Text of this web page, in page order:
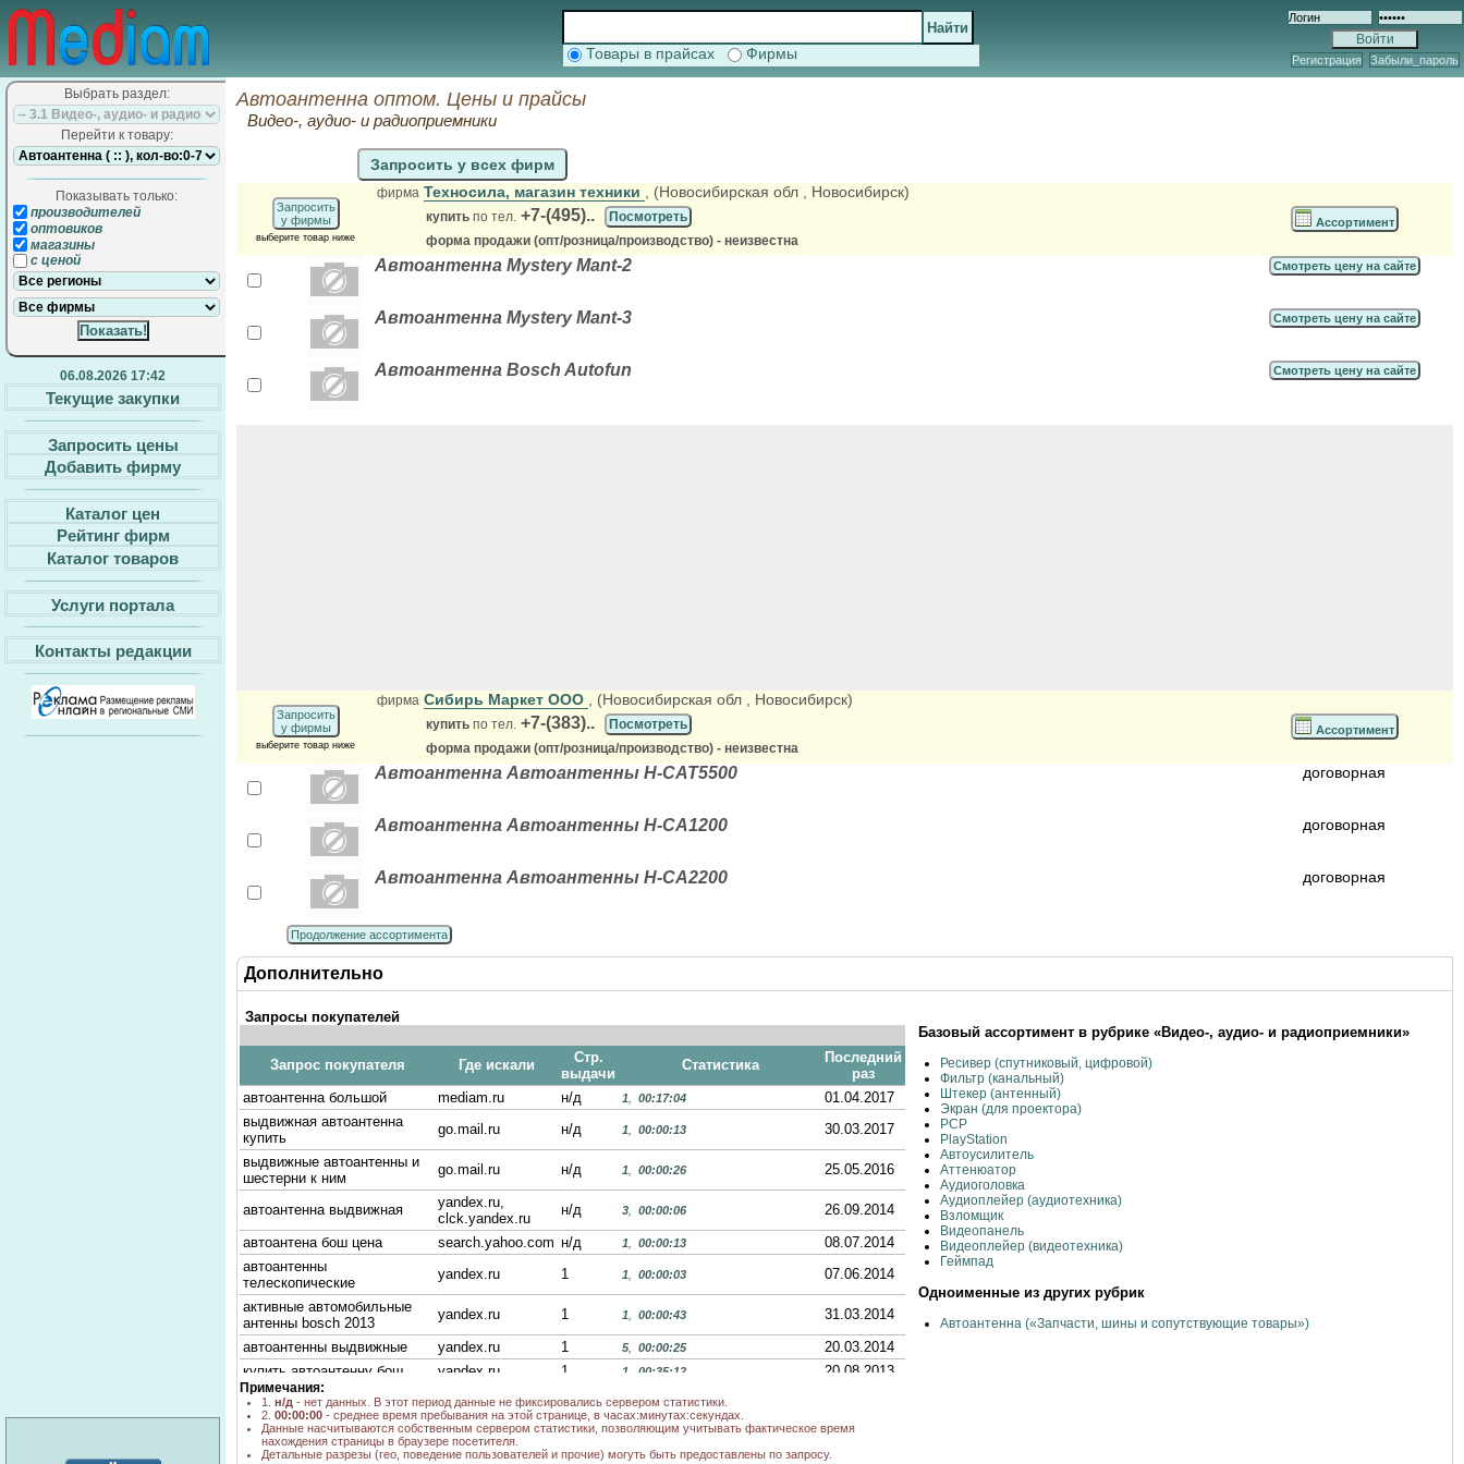
Товары в прайсах Фирмы Регистрация Забыли_пароль
Выбрать раздел:
Перейти к товару:
Показывать только:
производителей
оптовиков
магазины
с ценой
06.08.2026 17:42
Текущие закупки
Запросить цены
Добавить фирму
Каталог цен
Рейтинг фирм
Каталог товаров
Услуги портала
Контакты редакции
Автоантенна оптом. Цены и прайсы
Видео-, аудио- и радиоприемники
Запросить у всех фирм
Запросить
у фирмы
выберите товар ниже
фирма Техносила, магазин техники , (Новосибирская обл , Новосибирск)
купить по тел. +7-(495)..
Посмотреть
форма продажи (опт/розница/производство) - неизвестна
Ассортимент
Автоантенна Mystery Mant-2 Смотреть цену на сайте
Автоантенна Mystery Mant-3 Смотреть цену на сайте
Автоантенна Bosch Autofun Смотреть цену на сайте
Запросить
у фирмы
выберите товар ниже
фирма Сибирь Маркет ООО , (Новосибирская обл , Новосибирск)
купить по тел. +7-(383)..
Посмотреть
форма продажи (опт/розница/производство) - неизвестна
Ассортимент
Автоантенна Автоантенны H-CAT5500 договорная
Автоантенна Автоантенны H-CA1200 договорная
Автоантенна Автоантенны H-CA2200 договорная
Продолжение ассортимента
Дополнительно
Запросы покупателей
Запрос покупателя Где искали
Стр.
выдачи
Статистика
Последний
раз
автоантенна большой
mediam.ru н/д 1 00:17:04
01.04.2017
выдвижная автоантенна
купить
go.mail.ru н/д 1 00:00:13
30.03.2017
выдвижные автоантенны и
шестерни к ним
go.mail.ru н/д 1 00:00:26 25.05.2016
автоантенна выдвижная
yandex.ru,
clck.yandex.ru
н/д 3 00:00:06
26.09.2014
автоантена бош цена
search.yahoo.com н/д 1 00:00:13
08.07.2014
автоантенны
телескопические
yandex.ru 1 1 00:00:03
07.06.2014
активные автомобильные
антенны bosch 2013
yandex.ru 1 1 00:00:43
31.03.2014
автоантенны выдвижные
yandex.ru 1 5, 00:00:25
20.03.2014
купить автоантенну бош
yandex.ru 1 1 00:35:12
20.08.2013
автоантенна триада цена
нгс автоантена
yandex.ru 1 1,00:00:02
купить автомобильные
антенны фирмы бош
yandex.ru 1 1,н/д 31.05.2013
Примечания:
1. н/д - нет данных. В этот период данные не фиксировались сервером статистики.
2. 00:00:00 - среднее время пребывания на этой странице, в часах:минутах:секундах.
Данные насчитываются собственным сервером статистики, позволяющим учитывать фактическое время
нахождения страницы в браузере посетителя.
Детальные разрезы (гео, поведение пользователей и прочие) могуть быть предоставлены по запросу.
Базовый ассортимент в рубрике «Видео-, аудио- и радиоприемники»
Ресивер (спутниковый, цифровой)
Фильтр (канальный)
Штекер (антенный)
Экран (для проектора)
PCP
PlayStation
Автоусилитель
Аттенюатор
Аудиоголовка
Аудиоплейер (аудиотехника)
Взломщик
Видеопанель
Видеоплейер (видеотехника)
Геймпад
Одноименные из других рубрик
Автоантенна («Запчасти, шины и сопутствующие товары»)